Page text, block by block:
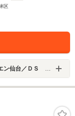
区
仙台 （株）イデアル